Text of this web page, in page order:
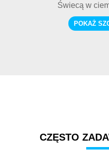
Świecą w
POKAŻ
CZĘSTO